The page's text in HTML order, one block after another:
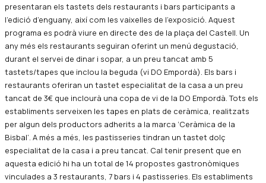
presentaran els tastets dels restaurants i bars participants a
l’edició d’enguany, així com les vaixelles de l’exposició. Aquest
programa es podrà viure en directe des de la plaça del Castell. Un
any més els restaurants seguiran oferint un menú degustació,
durant el servei de dinar i sopar, a un preu tancat amb 5
tastets/tapes que inclou la beguda (vi DO Empordà). Els bars i
restaurants oferiran un tastet especialitat de la casa a un preu
tancat de 3€ que inclourà una copa de vi de la DO Empordà. Tots els
establiments serveixen les tapes en plats de ceràmica, realitzats
per algun dels productors adherits a la marca ‘Ceràmica de la
Bisbal’. A més a més, les pastisseries tindran un tastet dolç
especialitat de la casa i a preu tancat. Cal tenir present que en
aquesta edició hi ha un total de 14 propostes gastronòmiques
vinculades a 3 restaurants, 7 bars i 4 pastisseries. Els establiments